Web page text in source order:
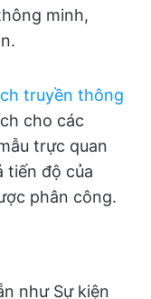
minh,
truyền thông
cho các
trực quan
tiến độ của
phân công.
như Sự kiện